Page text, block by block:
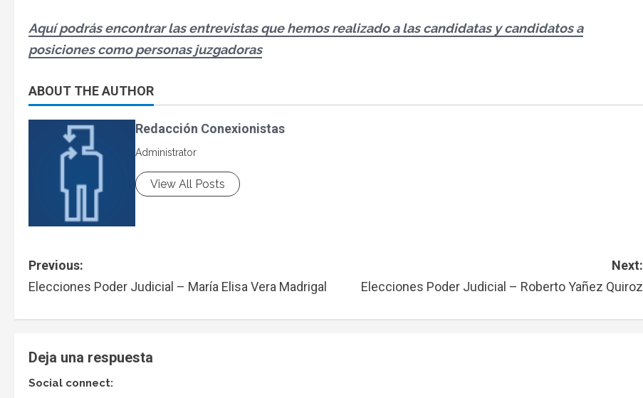
Aquí podrás encontrar las entrevistas que hemos realizado a las candidatas y candidatos a
posiciones como personas juzgadoras
ABOUT THE AUTHOR
Redacción Conexionistas
Administrator
View All Posts
Previous:
Elecciones Poder Judicial – María Elisa Vera Madrigal
Next:
Elecciones Poder Judicial – Roberto Yañez Quiroz
Deja una respuesta
Social connect: